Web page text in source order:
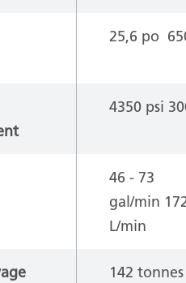
25,6 po
4350 psi
46 - 73
gal/min
L/min
142 tonnes